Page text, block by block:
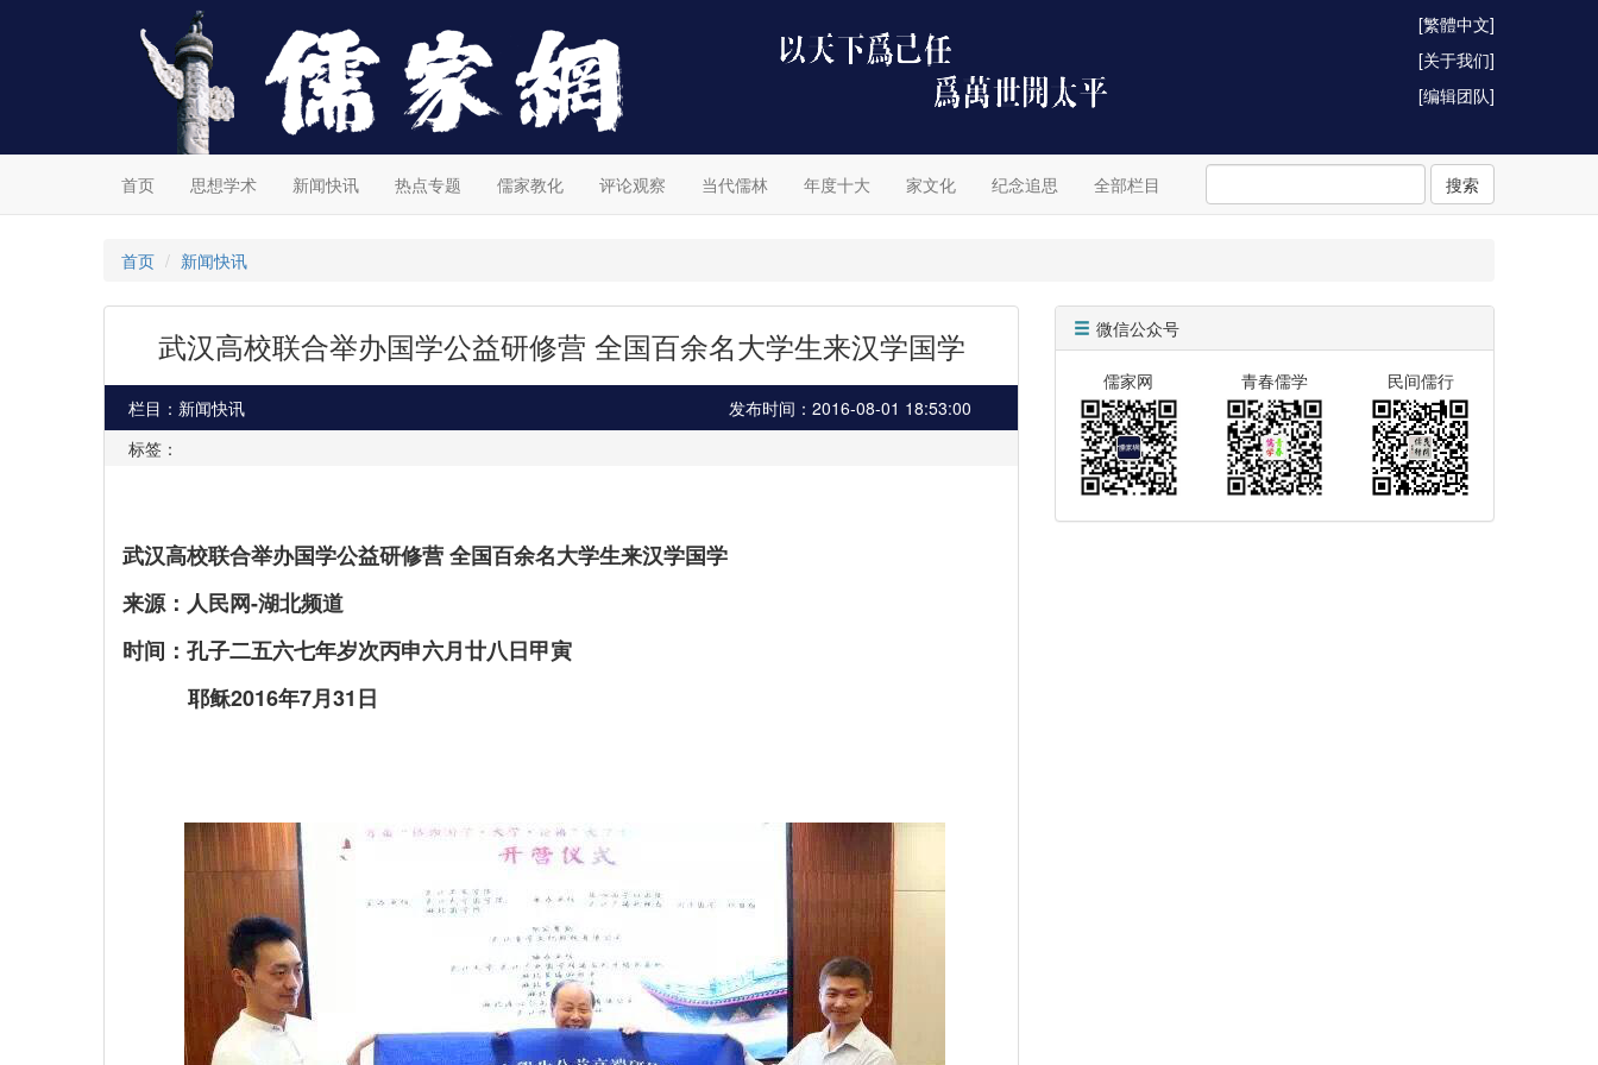
[繁體中文]
[关于我们]
[编辑团队]
首页 思想学术 新闻快讯 热点专题 儒家教化 评论观察 当代儒林 年度十大 家文化 纪念追思 全部栏目 搜索
首页 新闻快讯
武汉高校联合举办国学公益研修营 全国百余名大学生来汉学国学
栏目：新闻快讯
发布时间：2016-08-01 18:53:00
标签：
武汉高校联合举办国学公益研修营 全国百余名大学生来汉学国学
来源：人民网-湖北频道
时间：孔子二五六七年岁次丙申六月廿八日甲寅
耶稣2016年7月31日
微信公众号
儒家网 青春儒学 民间儒行